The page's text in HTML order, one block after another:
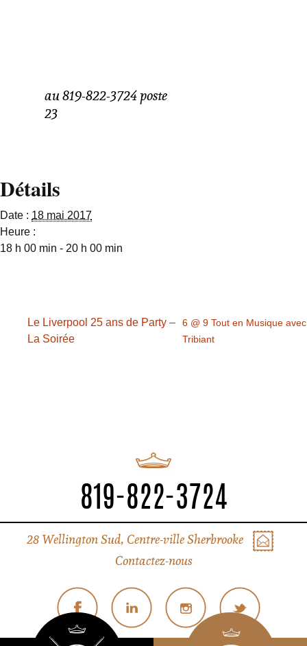
au 819-822-3724 poste
23
Détails
Date : 18 mai 2017
Heure :
18 h 00 min - 20 h 00 min
Le Liverpool 25 ans de Party –
La Soirée
6 @ 9 Tout en Musique avec
Tribiant
819-822-3724
28 Wellington Sud, Centre-ville Sherbrooke
Contactez-nous